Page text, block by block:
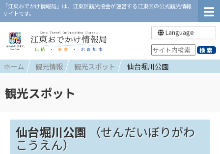
「江東おでかけ情報局」は、江東区観光協会が運営する江東区の公式観光情報
サイトです。
Language
ホーム 観光情報 観光スポット 仙台堀川公園
観光スポット
仙台堀川公園 （せんだいぼりがわ
こうえん）